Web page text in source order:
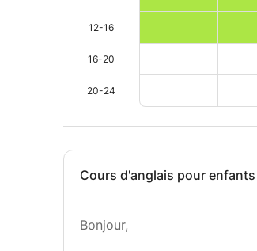
12-16
16-20
20-24
Cours d'anglais pour enfants
Bonjour,